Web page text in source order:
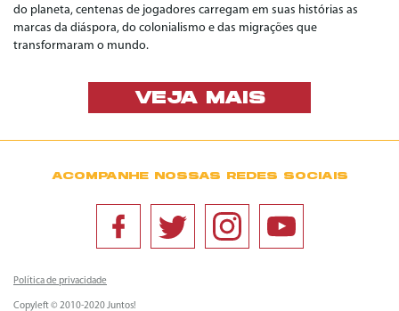
do planeta, centenas de jogadores carregam em suas histórias as
marcas da diáspora, do colonialismo e das migrações que
transformaram o mundo.
VEJA MAIS
ACOMPANHE NOSSAS REDES SOCIAIS
Política de privacidade
Copyleft © 2010-2020 Juntos!